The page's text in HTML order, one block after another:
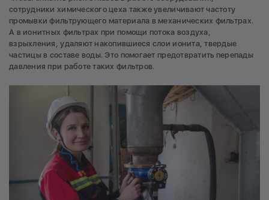
сотрудники химического цеха также увеличивают частоту
промывки фильтрующего материала в механических фильтрах.
А в ионитных фильтрах при помощи потока воздуха,
взрыхления, удаляют накопившиеся слои ионита, твердые
частицы в составе воды. Это помогает предотвратить перепады
давления при работе таких фильтров.